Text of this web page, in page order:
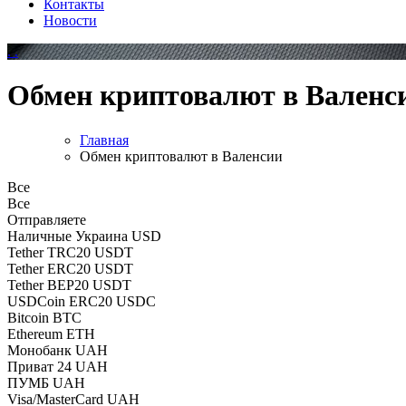
Контакты
Новости
Обмен криптовалют в
Главная
Обмен криптовалют в Валенсии
Все
Все
Отправляете
Наличные Украина USD
Tether TRC20 USDT
Tether ERC20 USDT
Tether BEP20 USDT
USDCoin ERC20 USDC
Bitcoin BTC
Ethereum ETH
Монобанк UAH
Приват 24 UAH
ПУМБ UAH
Visa/MasterCard UAH